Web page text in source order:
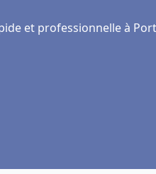
et professionnelle à